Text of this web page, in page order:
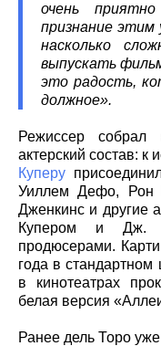
очень
признание этим
насколько
выпускать
это радость,
должное».
Режиссер собрал
актерский состав: к
Куперу
Уиллем Дефо, Рон
Дженкинс и другие
Купером и Дж.
продюсерами.
года в стандартном
в кинотеатрах
белая версия
Ранее дель Торо